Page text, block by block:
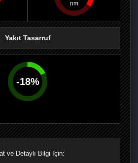
Yakıt Tasarruf
-18%
ve Detaylı Bilgi İçin: